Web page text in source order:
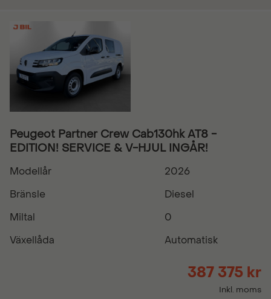
Peugeot Partner Crew Cab130hk AT8 -
EDITION! SERVICE & V-HJUL INGÅR!
Modellår
2026
Bränsle
Diesel
Miltal
0
Växellåda
Automatisk
387 375 kr
Inkl. moms